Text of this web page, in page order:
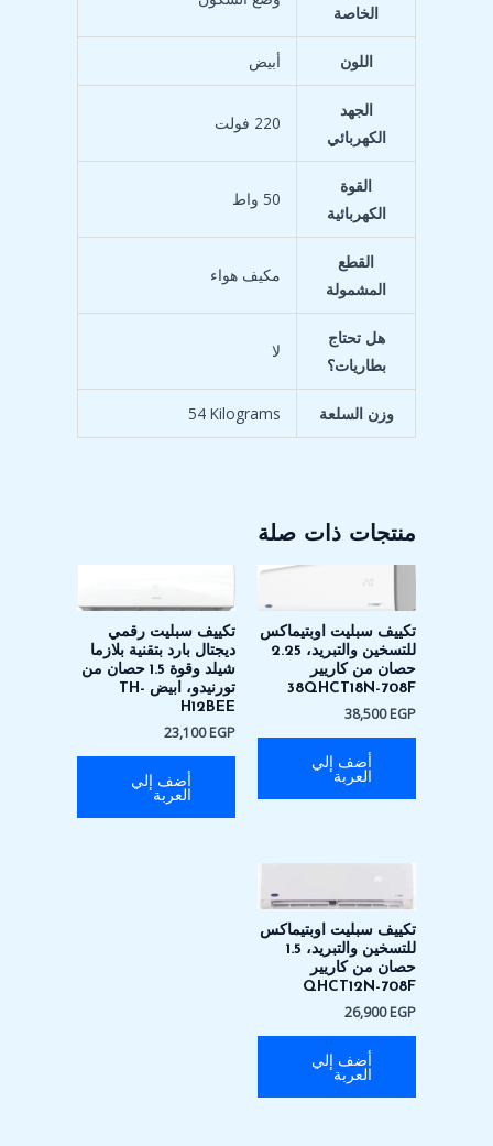
الخاصة
اللون
الجهد
الكهربائي
‎220 فولت
القوة
الكهربائية
‎50 واط
القطع
المشمولة
هل تحتاج
بطاريات؟
وزن السلعة ‎54 Kilograms
منتجات ذات صلة
تكييف سبليت اوبتيماكس
للتسخين والتبريد، 2.25
حصان من كاريير
38QHCT18N-708F
38,500EGP
أضف إلي
العربة
تكييف سبليت رقمي
ديجتال بارد بتقنية بلازما
شيلد وقوة 1.5 حصان من
تورنيدو، ابيض TH-
H12BEE
23,100EGP
أضف إلي
العربة
تكييف سبليت اوبتيماكس
للتسخين والتبريد، 1.5
حصان من كاريير
QHCT12N-708F
26,900EGP
أضف إلي
العربة